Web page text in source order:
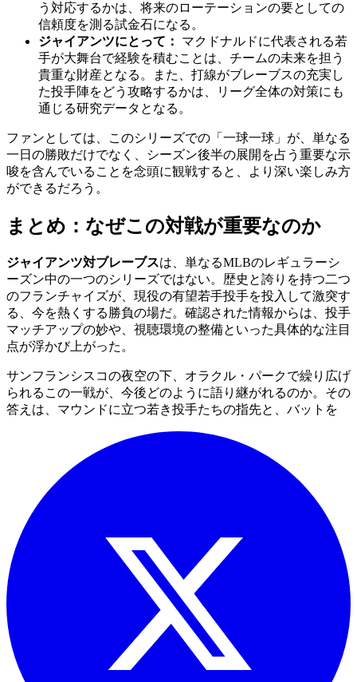
う対応するかは、将来のローテーションの要としての
信頼度を測る試金石になる。
ジャイアンツにとって：
マクドナルドに代表される若
手が大舞台で経験を積むことは、チームの未来を担う
貴重な財産となる。また、打線がブレーブスの充実し
た投手陣をどう攻略するかは、リーグ全体の対策にも
通じる研究データとなる。
ファンとしては、このシリーズでの「一球一球」が、単なる
一日の勝敗だけでなく、シーズン後半の展開を占う重要な示
唆を含んでいることを念頭に観戦すると、より深い楽しみ方
ができるだろう。
まとめ：なぜこの対戦が重要なのか
ジャイアンツ対ブレーブスは、単なるMLBのレギュラーシ
ーズン中の一つのシリーズではない。歴史と誇りを持つ二つ
のフランチャイズが、現役の有望若手投手を投入して激突す
る、今を熱くする勝負の場だ。確認された情報からは、投手
マッチアップの妙や、視聴環境の整備といった具体的な注目
点が浮かび上がった。
サンフランシスコの夜空の下、オラクル・パークで繰り広げ
られるこの一戦が、今後どのように語り継がれるのか。その
答えは、マウンドに立つ若き投手たちの指先と、バットを